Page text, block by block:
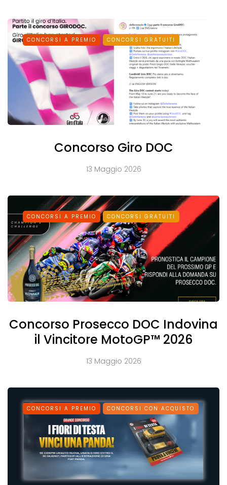
CONCORSI A PREMIO CONCORSI GRATUITI
Concorso Giro DOC
13 Maggio 2026
CONCORSI A PREMIO CONCORSI GRATUITI
Concorso Prosecco DOC Indovina
il Vincitore MotoGP™ 2026
13 Maggio 2026
CONCORSI A PREMIO CONCORSI CON ACQUISTO